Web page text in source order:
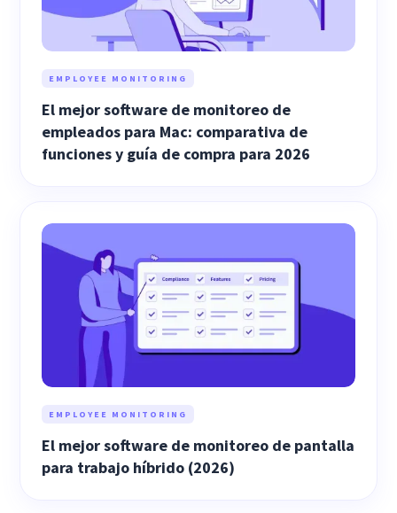
EMPLOYEE MONITORING
El mejor software de monitoreo de
empleados para Mac: comparativa de
funciones y guía de compra para 2026
EMPLOYEE MONITORING
El mejor software de monitoreo de pantalla
para trabajo híbrido (2026)